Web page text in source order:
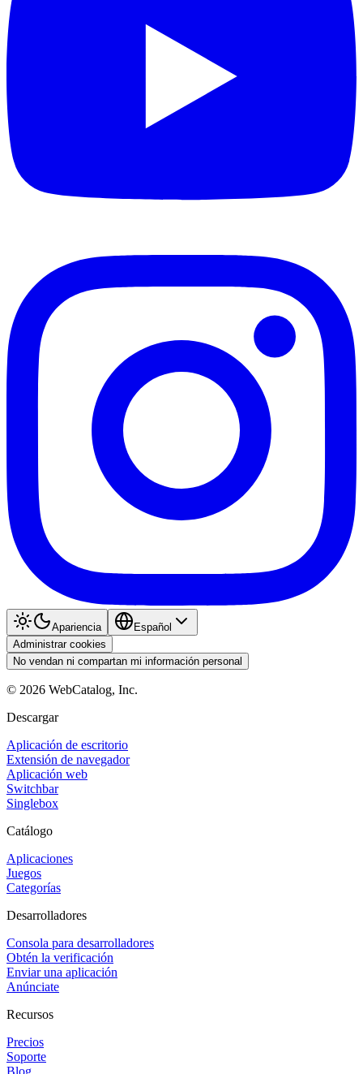
Apariencia
Español
Administrar cookies
No vendan ni compartan mi información personal
© 2026 WebCatalog, Inc.
Descargar
Aplicación de escritorio
Extensión de navegador
Aplicación web
Switchbar
Singlebox
Catálogo
Aplicaciones
Juegos
Categorías
Desarrolladores
Consola para desarrolladores
Obtén la verificación
Enviar una aplicación
Anúnciate
Recursos
Precios
Soporte
Blog